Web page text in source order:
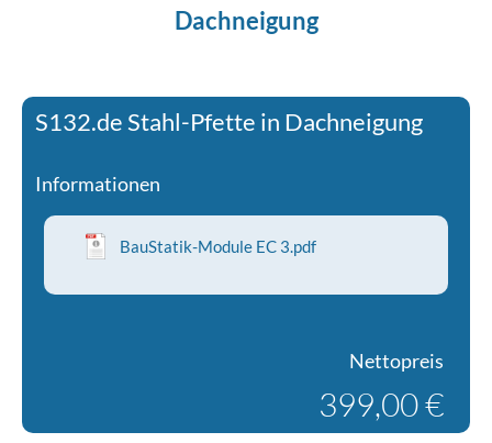
Dachneigung
S132.de Stahl-Pfette in Dachneigung
Informationen
BauStatik-Module EC 3.pdf
Nettopreis
399,00 €